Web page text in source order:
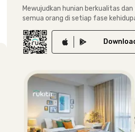
Mewujudkan hunian berkualitas
semua orang di setiap fase